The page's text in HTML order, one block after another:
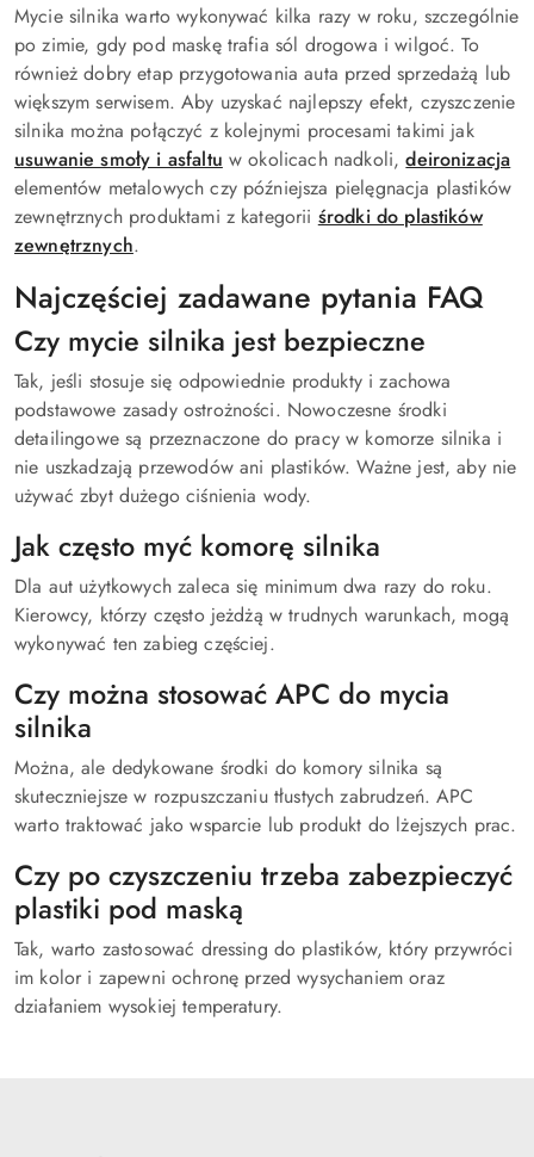
Mycie silnika warto wykonywać kilka razy w roku, szczególnie
po zimie, gdy pod maskę trafia sól drogowa i wilgoć. To
również dobry etap przygotowania auta przed sprzedażą lub
większym serwisem. Aby uzyskać najlepszy efekt, czyszczenie
silnika można połączyć z kolejnymi procesami takimi jak
usuwanie smoły i asfaltu w okolicach nadkoli,deironizacja
elementów metalowych czy późniejsza pielęgnacja plastików
zewnętrznych produktami z kategorii środki do plastików
zewnętrznych.
Najczęściej zadawane pytania FAQ
Czy mycie silnika jest bezpieczne
Tak, jeśli stosuje się odpowiednie produkty i zachowa
podstawowe zasady ostrożności. Nowoczesne środki
detailingowe są przeznaczone do pracy w komorze silnika i
nie uszkadzają przewodów ani plastików. Ważne jest, aby nie
używać zbyt dużego ciśnienia wody.
Jak często myć komorę silnika
Dla aut użytkowych zaleca się minimum dwa razy do roku.
Kierowcy, którzy często jeżdżą w trudnych warunkach, mogą
wykonywać ten zabieg częściej.
Czy można stosować APC do mycia
silnika
Można, ale dedykowane środki do komory silnika są
skuteczniejsze w rozpuszczaniu tłustych zabrudzeń. APC
warto traktować jako wsparcie lub produkt do lżejszych prac.
Czy po czyszczeniu trzeba zabezpieczyć
plastiki pod maską
Tak, warto zastosować dressing do plastików, który przywróci
im kolor i zapewni ochronę przed wysychaniem oraz
działaniem wysokiej temperatury.